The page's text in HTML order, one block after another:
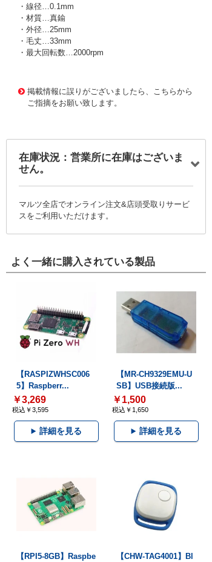
・線径…0.1mm
・材質…真鍮
・外径…25mm
・毛丈…33mm
・最大回転数…2000rpm
掲載情報に誤りがございましたら、こちらから
ご指摘をお願い致します。
在庫状況：営業所に在庫はございま
せん。
マルツ全店でオンライン注文&店頭受取りサービ
スをご利用いただけます。
よく一緒に購入されている製品
【RASPIZWHSC006
5】Raspberr...
￥3,269
税込￥3,595
詳細を見る
【MR-CH9329EMU-U
SB】USB接続版...
￥1,500
税込￥1,650
詳細を見る
【RPI5-8GB】Raspbe
【CHW-TAG4001】Bl